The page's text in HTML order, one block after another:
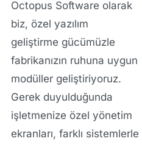
Octopus Software olarak
biz, özel yazılım
geliştirme gücümüzle
fabrikanızın ruhuna uygun
modüller geliştiriyoruz.
Gerek duyulduğunda
işletmenize özel yönetim
ekranları, farklı sistemlerle